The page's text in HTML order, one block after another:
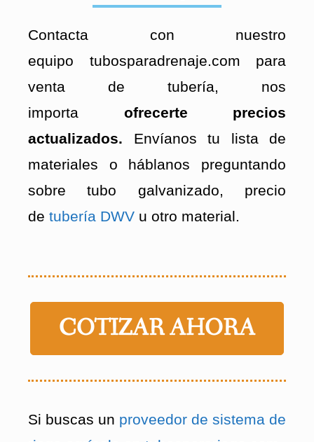
Contacta
con nuestro
equipo tubosparadrenaje.com para
venta de tubería, nos
importa ofrecerte precios
actualizados. Envíanos tu lista de
materiales o háblanos preguntando
sobre tubo galvanizado, precio
de tubería DWV u otro material.
COTIZAR AHORA
Si buscas un proveedor de sistema de